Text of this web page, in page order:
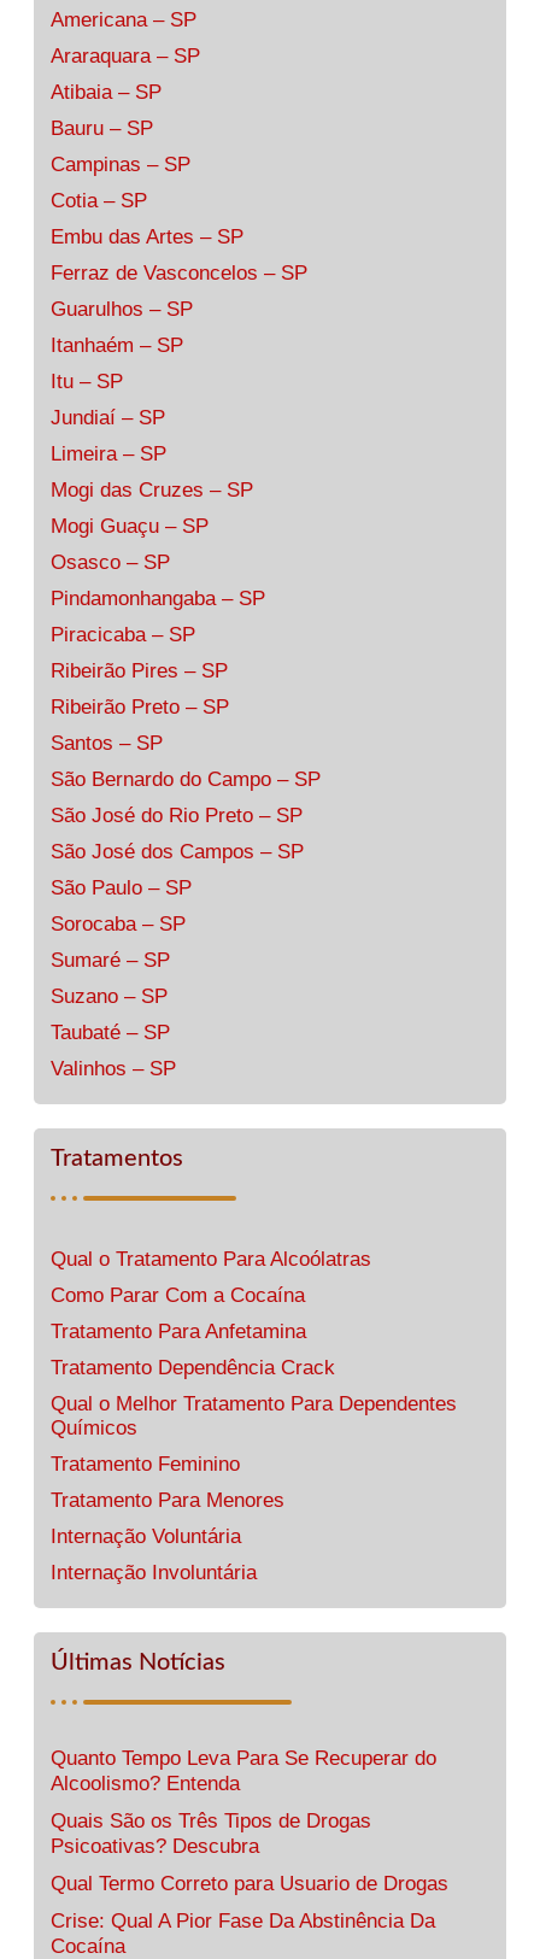
Americana – SP
Araraquara – SP
Atibaia – SP
Bauru – SP
Campinas – SP
Cotia – SP
Embu das Artes – SP
Ferraz de Vasconcelos – SP
Guarulhos – SP
Itanhaém – SP
Itu – SP
Jundiaí – SP
Limeira – SP
Mogi das Cruzes – SP
Mogi Guaçu – SP
Osasco – SP
Pindamonhangaba – SP
Piracicaba – SP
Ribeirão Pires – SP
Ribeirão Preto – SP
Santos – SP
São Bernardo do Campo – SP
São José do Rio Preto – SP
São José dos Campos – SP
São Paulo – SP
Sorocaba – SP
Sumaré – SP
Suzano – SP
Taubaté – SP
Valinhos – SP
Tratamentos
Qual o Tratamento Para Alcoólatras
Como Parar Com a Cocaína
Tratamento Para Anfetamina
Tratamento Dependência Crack
Qual o Melhor Tratamento Para Dependentes
Químicos
Tratamento Feminino
Tratamento Para Menores
Internação Voluntária
Internação Involuntária
Últimas Notícias
Quanto Tempo Leva Para Se Recuperar do
Alcoolismo? Entenda
Quais São os Três Tipos de Drogas
Psicoativas? Descubra
Qual Termo Correto para Usuario de Drogas
Crise: Qual A Pior Fase Da Abstinência Da
Cocaína